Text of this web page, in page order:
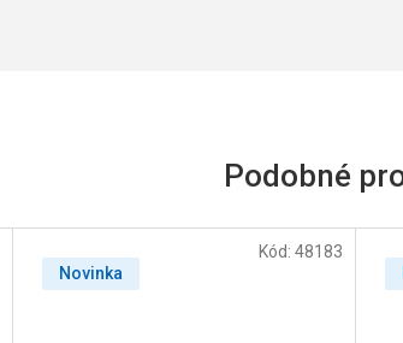
Novinka
Kód: 48183